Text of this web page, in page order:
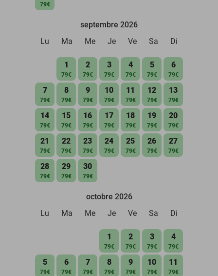
79€
septembre 2026
Lu
Ma Me Je Ve Sa Di
1
79€
2
79€
3
79€
4
79€
5
79€
6
79€
7
79€
8
79€
9
79€
10
79€
11
79€
12
79€
13
79€
14
79€
15
79€
16
79€
17
79€
18
79€
19
79€
20
79€
21
79€
22
79€
23
79€
24
79€
25
79€
26
79€
27
79€
28
79€
29
79€
30
79€
octobre 2026
Lu
Ma Me Je Ve Sa Di
1
79€
2
79€
3
79€
4
79€
5
79€
6
79€
7
79€
8
79€
9
79€
10
79€
11
79€